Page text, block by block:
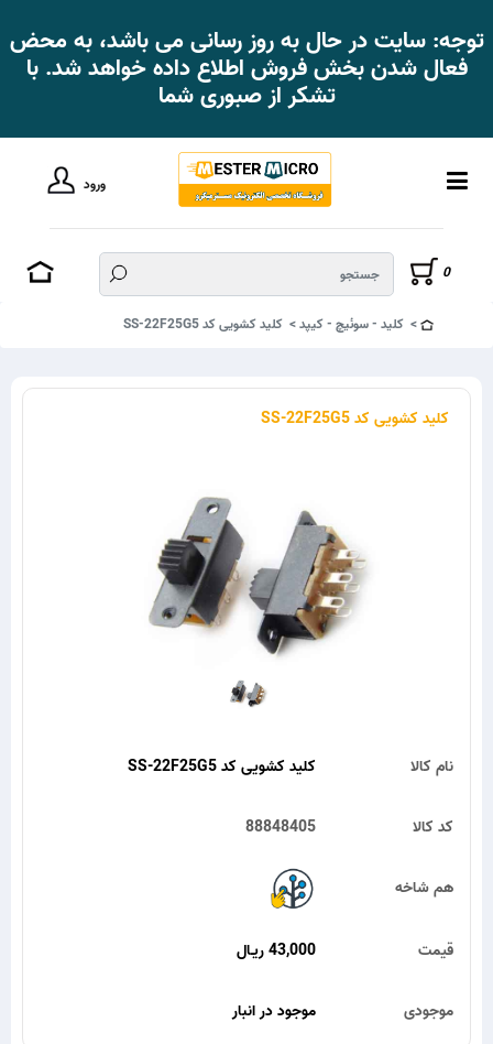
توجه: سایت در حال به روز رسانی می باشد، به محض
فعال شدن بخش فروش اطلاع داده خواهد شد. با
تشکر از صبوری شما
ورود
0
کلید - سوئیچ - کیپد کلید کشویی کد SS-22F25G5
کلید کشویی کد SS-22F25G5
کلید کشویی کد SS-22F25G5 نام کالا
88848405 کد کالا
هم شاخه
43,000 ریـال قیمت
موجود در انبار موجودی